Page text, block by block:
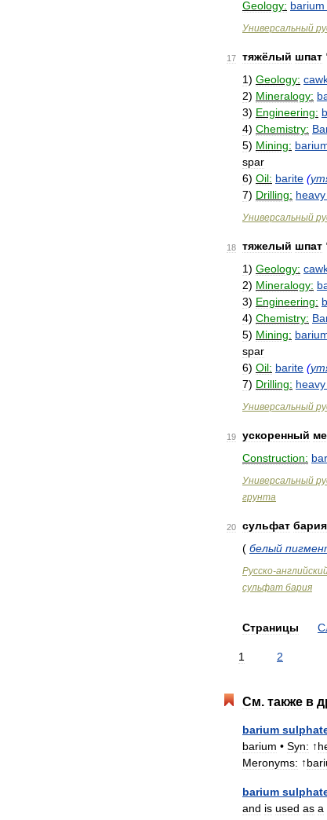
Geology: barium
Универсальный
17 тяжёлый шпат
1) Geology:
2) Mineralogy:
3) Engineering:
4) Chemistry:
5) Mining:
spar
6) Oil: barite (
7) Drilling: heavy
Универсальный
18 тяжелый шпат
1) Geology:
2) Mineralogy:
3) Engineering:
4) Chemistry:
5) Mining:
spar
6) Oil: barite (
7) Drilling: heavy
Универсальный
19 ускоренный
Construction:
Универсальный
грунта
20 сульфат бария
( белый
Русско-
сульфат бария
Страницы
1 2
См. также в
barium
barium • Syn: ↑
Meronyms: ↑
barium
and is used as a